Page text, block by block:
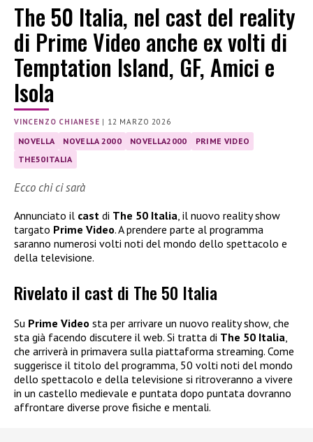
The 50 Italia, nel cast del reality
di Prime Video anche ex volti di
Temptation Island, GF, Amici e
Isola
VINCENZO CHIANESE | 12 MARZO 2026
NOVELLA NOVELLA 2000 NOVELLA2000
PRIME VIDEO
THE50ITALIA
Ecco chi ci sarà
Annunciato il cast di The 50 Italia, il nuovo reality show
targato Prime Video. A prendere parte al programma
saranno numerosi volti noti del mondo dello spettacolo e
della televisione.
Rivelato il cast di The 50 Italia
Su Prime Video sta per arrivare un nuovo reality show, che
sta già facendo discutere il web. Si tratta di The 50 Italia,
che arriverà in primavera sulla piattaforma streaming. Come
suggerisce il titolo del programma, 50 volti noti del mondo
dello spettacolo e della televisione si ritroveranno a vivere
in un castello medievale e puntata dopo puntata dovranno
affrontare diverse prove fisiche e mentali.